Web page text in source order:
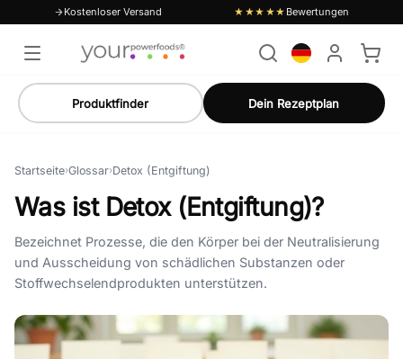
Kostenloser Versand ★★★★★ Bewertungen
Produktfinder Dein Rezeptplan
Startseite›Glossar›Detox (Entgiftung)
Was ist Detox (Entgiftung)?
Bezeichnet Prozesse, die den Körper bei der Neutralisierung
und Ausscheidung von schädlichen Substanzen oder
Stoffwechselendprodukten unterstützen.